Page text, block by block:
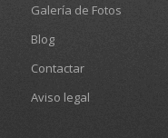
Galería de Fotos
Blog
Contactar
Aviso legal